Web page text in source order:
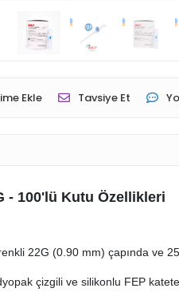
Ekle Tavsiye Et
- 100'lü Kutu Özellikleri
22G (0.90 mm) çapında ve
çizgili ve silikonlu FEP